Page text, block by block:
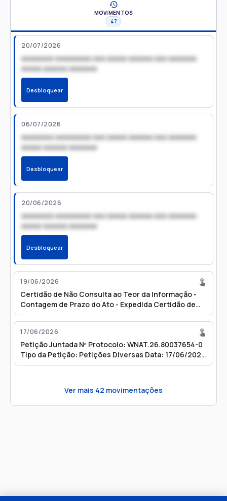
MOVIMENTOS
47
20/07/2026
xxxxxxxx xxxxxxxxx xxx xxxxx xxxxxx xxx xxxxxxx
xxxxx xxxxxx xxxxxxx
Desbloquear
06/07/2026
xxxxxxxx xxxxxxxxx xxx xxxxx xxxxxx xxx xxxxxxx
xxxxx xxxxxx xxxxxxx
Desbloquear
20/06/2026
xxxxxxxx xxxxxxxxx xxx xxxxx xxxxxx xxx xxxxxxx
xxxxx xxxxxx xxxxxxx
Desbloquear
19/06/2026
Certidão de Não Consulta ao Teor da Informação -
Contagem de Prazo do Ato - Expedida Certidão de
Não Leitura - INTIMAÇÃO - Contagem de Prazo do Ato
17/06/2026
Petição Juntada Nº Protocolo: WNAT.26.80037654-0
Tipo da Petição: Petições Diversas Data: 17/06/2026
15:57
Ver mais 42 movimentações